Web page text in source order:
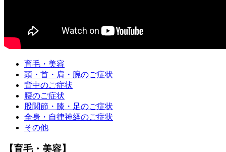
育毛・美容
頭・首・肩・腕のご症状
背中のご症状
腰のご症状
股関節・膝・足のご症状
全身・自律神経のご症状
その他
【育毛・美容】